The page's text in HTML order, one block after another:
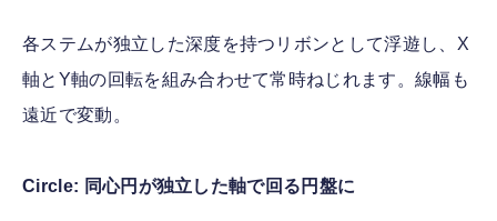
各ステムが独立した深度を持つリボンとして浮遊し、X
軸とY軸の回転を組み合わせて常時ねじれます。線幅も
遠近で変動。
Circle: 同心円が独立した軸で回る円盤に